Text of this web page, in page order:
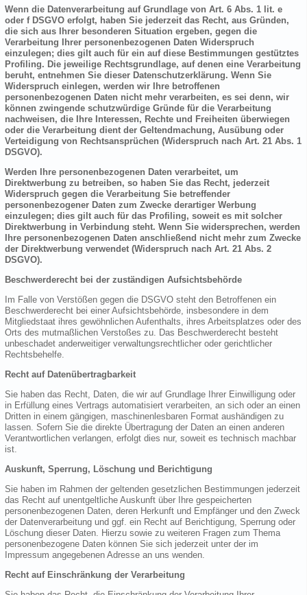
Wenn die Datenverarbeitung auf Grundlage von Art. 6 Abs. 1 lit. e
oder f DSGVO erfolgt, haben Sie jederzeit das Recht, aus Gründen,
die sich aus Ihrer besonderen Situation ergeben, gegen die
Verarbeitung Ihrer personenbezogenen Daten Widerspruch
einzulegen; dies gilt auch für ein auf diese Bestimmungen gestütztes
Profiling. Die jeweilige Rechtsgrundlage, auf denen eine Verarbeitung
beruht, entnehmen Sie dieser Datenschutzerklärung. Wenn Sie
Widerspruch einlegen, werden wir Ihre betroffenen
personenbezogenen Daten nicht mehr verarbeiten, es sei denn, wir
können zwingende schutzwürdige Gründe für die Verarbeitung
nachweisen, die Ihre Interessen, Rechte und Freiheiten überwiegen
oder die Verarbeitung dient der Geltendmachung, Ausübung oder
Verteidigung von Rechtsansprüchen (Widerspruch nach Art. 21 Abs. 1
DSGVO).
Werden Ihre personenbezogenen Daten verarbeitet, um
Direktwerbung zu betreiben, so haben Sie das Recht, jederzeit
Widerspruch gegen die Verarbeitung Sie betreffender
personenbezogener Daten zum Zwecke derartiger Werbung
einzulegen; dies gilt auch für das Profiling, soweit es mit solcher
Direktwerbung in Verbindung steht. Wenn Sie widersprechen, werden
Ihre personenbezogenen Daten anschließend nicht mehr zum Zwecke
der Direktwerbung verwendet (Widerspruch nach Art. 21 Abs. 2
DSGVO).
Beschwerderecht bei der zuständigen Aufsichtsbehörde
Im Falle von Verstößen gegen die DSGVO steht den Betroffenen ein
Beschwerderecht bei einer Aufsichtsbehörde, insbesondere in dem
Mitgliedstaat ihres gewöhnlichen Aufenthalts, ihres Arbeitsplatzes oder des
Orts des mutmaßlichen Verstoßes zu. Das Beschwerderecht besteht
unbeschadet anderweitiger verwaltungsrechtlicher oder gerichtlicher
Rechtsbehelfe.
Recht auf Datenübertragbarkeit
Sie haben das Recht, Daten, die wir auf Grundlage Ihrer Einwilligung oder
in Erfüllung eines Vertrags automatisiert verarbeiten, an sich oder an einen
Dritten in einem gängigen, maschinenlesbaren Format aushändigen zu
lassen. Sofern Sie die direkte Übertragung der Daten an einen anderen
Verantwortlichen verlangen, erfolgt dies nur, soweit es technisch machbar
ist.
Auskunft, Sperrung, Löschung und Berichtigung
Sie haben im Rahmen der geltenden gesetzlichen Bestimmungen jederzeit
das Recht auf unentgeltliche Auskunft über Ihre gespeicherten
personenbezogenen Daten, deren Herkunft und Empfänger und den Zweck
der Datenverarbeitung und ggf. ein Recht auf Berichtigung, Sperrung oder
Löschung dieser Daten. Hierzu sowie zu weiteren Fragen zum Thema
personenbezogene Daten können Sie sich jederzeit unter der im
Impressum angegebenen Adresse an uns wenden.
Recht auf Einschränkung der Verarbeitung